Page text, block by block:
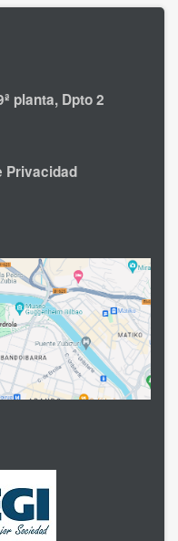
planta, Dpto 2
Privacidad